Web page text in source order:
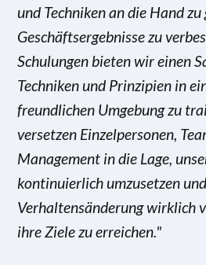
und Techniken an die Hand
Geschäftsergebnisse zu
Schulungen bieten wir einen
Techniken und Prinzipien in
freundlichen Umgebung zu
versetzen Einzelpersonen,
Management in die Lage,
kontinuierlich umzusetzen
Verhaltensänderung wirklich
ihre Ziele zu erreichen."